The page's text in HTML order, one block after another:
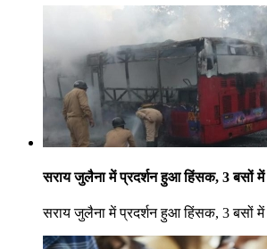
सराय जुलैना में प्रदर्शन हुआ हिंसक, 3 बसों
सराय जुलैना में प्रदर्शन हुआ हिंसक, 3 बसों